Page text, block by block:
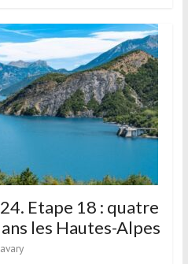
Etape 18 : quatre
les Hautes-Alpes